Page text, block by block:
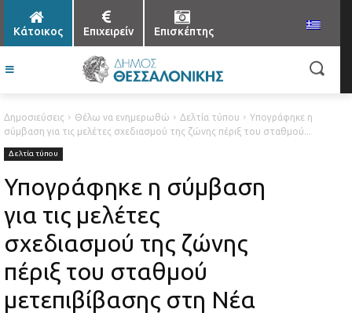
Κάτοικος Επιχειρείν Επισκέπτης
Δημοσιεύσεις Θέλω να ενημερωθώ Δελτία τύπου
Υπογράφηκε η
σύμβαση για τις μελέτες σχεδιασμού της ζώνης πέριξ του σταθμού...
Δελτία τύπου
Υπογράφηκε η σύμβαση
για τις μελέτες
σχεδιασμού της ζώνης
πέριξ του σταθμού
μετεπιβίβασης στη Νέα